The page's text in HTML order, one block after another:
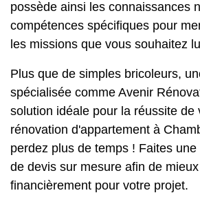
possède ainsi les connaissances
compétences spécifiques pour
les missions que vous souhaitez
Plus que de simples bricoleurs,
spécialisée comme Avenir
solution idéale pour la réussite de
rénovation d'appartement à
perdez plus de temps ! Faites
de devis sur mesure afin de
financièrement pour votre projet.